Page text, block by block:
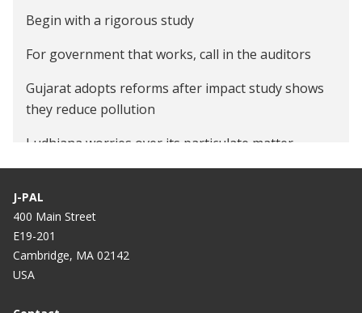
Begin with a rigorous study
For government that works, call in the auditors
Gujarat adopts reforms after impact study shows
they reduce pollution
Ludhiana worries over its particulate matter
See red flags, hear red flags
Outside auditors expose conflicts of interest in
India
J-PAL
400 Main Street
E19-201
Cambridge, MA 02142
USA